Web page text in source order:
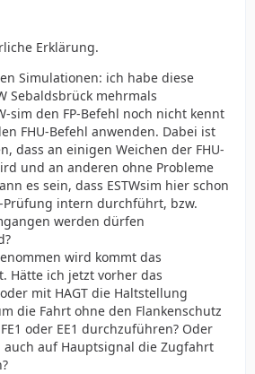
Erklärung.
Simulationen: ich habe diese
Sebaldsbrück mehrmals
sim den FP-Befehl noch nicht kennt
FHU-Befehl anwenden. Dabei ist
dass an einigen Weichen der FHU-
und an anderen ohne Probleme
es sein, dass ESTWsim hier schon
Prüfung intern durchführt, bzw.
werden dürfen
wird kommt das
Hätte ich jetzt vorher das
mit HAGT die Haltstellung
die Fahrt ohne den Flankenschutz
oder EE1 durchzuführen? Oder
auch auf Hauptsignal die Zugfahrt